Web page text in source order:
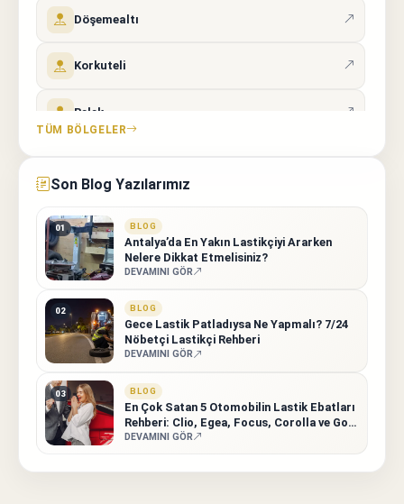
Döşemealtı
Korkuteli
Belek
TÜM BÖLGELER
Son Blog Yazılarımız
01 BLOG
Antalya’da En Yakın Lastikçiyi Ararken
Nelere Dikkat Etmelisiniz?
DEVAMINI GÖR
02 BLOG
Gece Lastik Patladıysa Ne Yapmalı? 7/24
Nöbetçi Lastikçi Rehberi
DEVAMINI GÖR
03 BLOG
En Çok Satan 5 Otomobilin Lastik Ebatları
Rehberi: Clio, Egea, Focus, Corolla ve Golf
7 İçin Tam Liste
DEVAMINI GÖR